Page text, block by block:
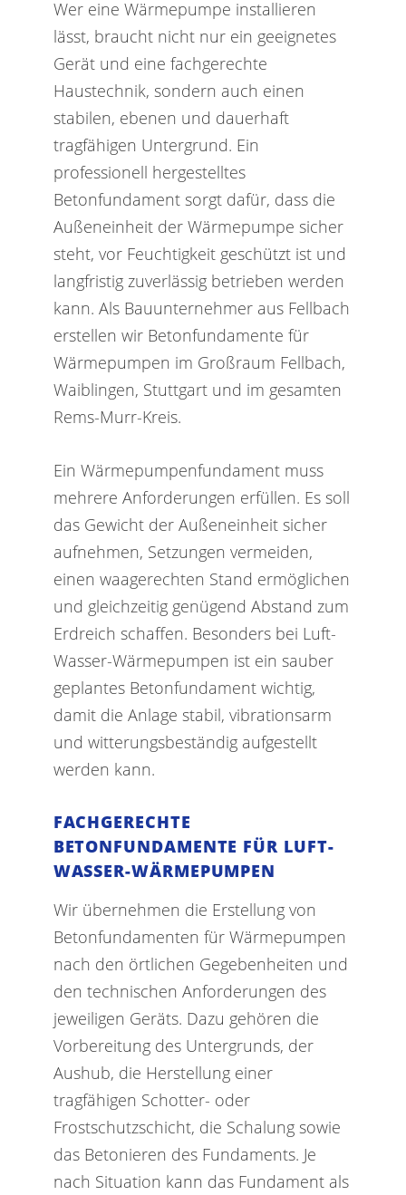
Wer eine Wärmepumpe installieren
lässt, braucht nicht nur ein geeignetes
Gerät und eine fachgerechte
Haustechnik, sondern auch einen
stabilen, ebenen und dauerhaft
tragfähigen Untergrund. Ein
professionell hergestelltes
Betonfundament sorgt dafür, dass die
Außeneinheit der Wärmepumpe sicher
steht, vor Feuchtigkeit geschützt ist und
langfristig zuverlässig betrieben werden
kann. Als Bauunternehmer aus Fellbach
erstellen wir Betonfundamente für
Wärmepumpen im Großraum Fellbach,
Waiblingen, Stuttgart und im gesamten
Rems-Murr-Kreis.
Ein Wärmepumpenfundament muss
mehrere Anforderungen erfüllen. Es soll
das Gewicht der Außeneinheit sicher
aufnehmen, Setzungen vermeiden,
einen waagerechten Stand ermöglichen
und gleichzeitig genügend Abstand zum
Erdreich schaffen. Besonders bei Luft-
Wasser-Wärmepumpen ist ein sauber
geplantes Betonfundament wichtig,
damit die Anlage stabil, vibrationsarm
und witterungsbeständig aufgestellt
werden kann.
FACHGERECHTE
BETONFUNDAMENTE FÜR LUFT-
WASSER-WÄRMEPUMPEN
Wir übernehmen die Erstellung von
Betonfundamenten für Wärmepumpen
nach den örtlichen Gegebenheiten und
den technischen Anforderungen des
jeweiligen Geräts. Dazu gehören die
Vorbereitung des Untergrunds, der
Aushub, die Herstellung einer
tragfähigen Schotter- oder
Frostschutzschicht, die Schalung sowie
das Betonieren des Fundaments. Je
nach Situation kann das Fundament als